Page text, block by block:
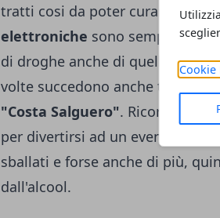
Cookie
tratti cosi da poter curare al
elettroniche sono sempre un
di droghe anche di quelle
volte succedono anche tragedie
"Costa Salguero". Ricordiamo
per divertirsi ad un evento o ad
sballati e forse anche di più,
dall'alcool.